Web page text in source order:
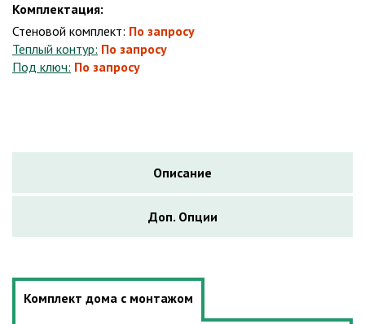
Комплектация:
Стеновой комплект: По запросу
Теплый контур: По запросу
Под ключ: По запросу
Описание
Доп. Опции
Комплект дома с монтажом